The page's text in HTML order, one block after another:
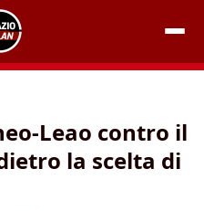
Leao contro il
la scelta di